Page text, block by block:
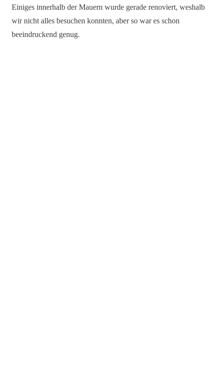
Einiges innerhalb der Mauern wurde gerade renoviert, weshalb
wir nicht alles besuchen konnten, aber so war es schon
beeindruckend genug.